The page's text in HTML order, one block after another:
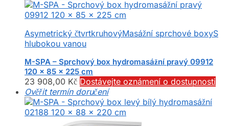
Asymetrický čtvrtkruhovýMasážní sprchové boxyS
hlubokou vanou
M-SPA – Sprchový box hydromasážní pravý 09912
120 x 85 x 225 cm
23 908,00 Kč Dostávejte oznámení o dostupnosti
Ověřit termín doručení